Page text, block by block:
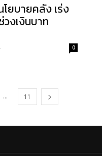
โยบายคลัง เร่ง
งเงินบาท
0
... 11